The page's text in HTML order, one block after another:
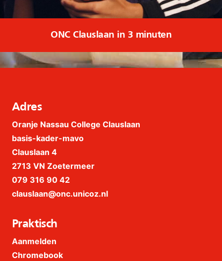
ONC Clauslaan in 3 minuten
Adres
Oranje Nassau College Clauslaan
basis-kader-mavo
Clauslaan 4
2713 VN Zoetermeer
079 316 90 42
clauslaan@onc.unicoz.nl
Praktisch
Aanmelden
Chromebook